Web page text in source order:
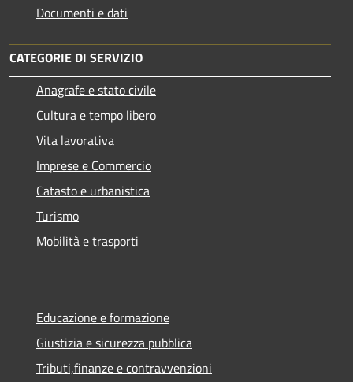
Documenti e dati
CATEGORIE DI SERVIZIO
Anagrafe e stato civile
Cultura e tempo libero
Vita lavorativa
Imprese e Commercio
Catasto e urbanistica
Turismo
Mobilità e trasporti
Educazione e formazione
Giustizia e sicurezza pubblica
Tributi,finanze e contravvenzioni